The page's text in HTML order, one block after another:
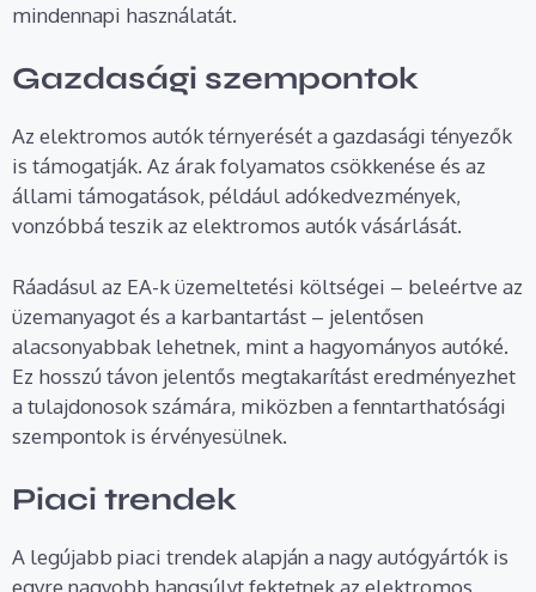
mindennapi használatát.
Gazdasági szempontok
Az elektromos autók térnyerését a gazdasági tényezők
is támogatják. Az árak folyamatos csökkenése és az
állami támogatások, például adókedvezmények,
vonzóbbá teszik az elektromos autók vásárlását.
Ráadásul az EA-k üzemeltetési költségei – beleértve az
üzemanyagot és a karbantartást – jelentősen
alacsonyabbak lehetnek, mint a hagyományos autóké.
Ez hosszú távon jelentős megtakarítást eredményezhet
a tulajdonosok számára, miközben a fenntarthatósági
szempontok is érvényesülnek.
Piaci trendek
A legújabb piaci trendek alapján a nagy autógyártók is
egyre nagyobb hangsúlyt fektetnek az elektromos